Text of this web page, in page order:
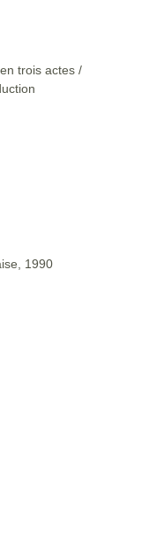
trois actes /
1990